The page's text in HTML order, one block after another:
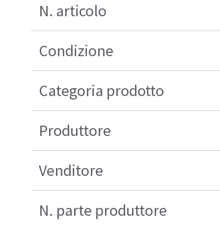
N. articolo
Condizione
Categoria prodotto
Produttore
Venditore
N. parte produttore